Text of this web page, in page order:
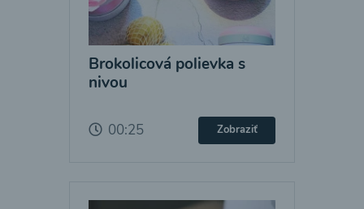
Brokolicová polievka s
nivou
00:25 Zobraziť